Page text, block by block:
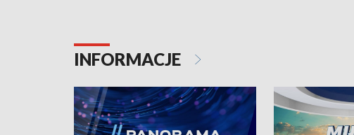
INFORMACJE